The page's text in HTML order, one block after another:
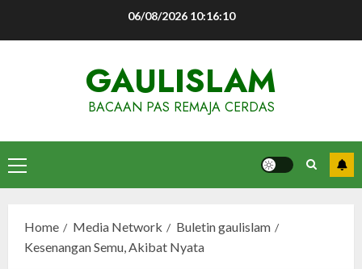
06/08/2026 10:16:11
GAULISLAM
BACAAN PAS REMAJA CERDAS
Primary
Menu
Home Media Network
Buletin gaulislam
Kesenangan Semu, Akibat Nyata